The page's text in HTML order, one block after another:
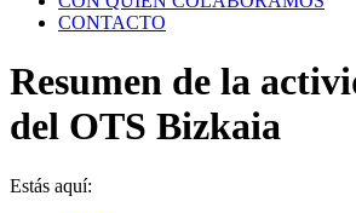
CONTACTO
Resumen de la
del OTS Bizkaia
Estás aquí: